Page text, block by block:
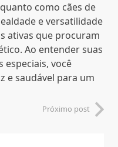
como cães de
e versatilidade
ativas que procuram
Ao entender suas
especiais, você
e saudável para um
Próximo post